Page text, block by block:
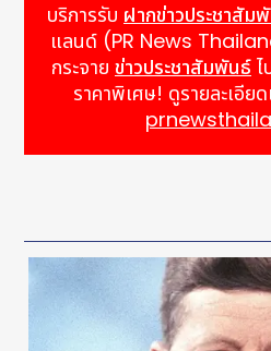
สำคัญสำหรับการเติบโตทั่วโลก
การเข้าสู่ตลาดยุโรปเจ็ดแห่
เนเธอร์แลนด์ และฝรั่งเศส ภา
ถึงความคล่องตัวในการดำเนิน
ยานยนต์รุ่นที่เป็นเอกลักษณ์ ได้
Geely STARRAY EM-i
ทั้งนี้ Geely เสริมสร้างระบบ
แข็งแกร่งขึ้นโดยสร้างพันธมิตร
ยุทธ์กับกลุ่มตัวแทนจำหน่ายรถย
ออสเตรีย และสวิตเซอร์แลนด์
การวางแผนระยะยาวในทาง
บริการรับ ฝากข่าวประชาสัม
แลนด์ (PR News
กระจาย ข่าวประชาสัมพันธ์
ราคาพิเศษ! ดูรายละเอีย